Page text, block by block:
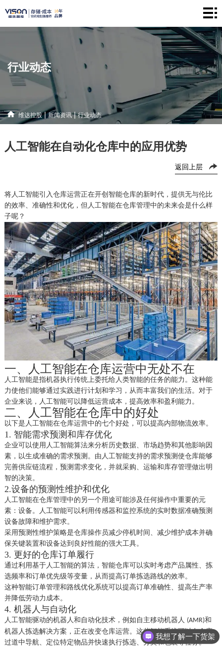
维
心
闻
资
讯
解
决
方
联
系
式
行业动态
维达控股|新闻资讯|行业动态
人工智能在自动化仓库中的应用优势
返回上层
将人工智能引入仓库运营正在开创智能仓库的新时代， 提供无与伦比
的效率、准确性和优化， 但人工智能在仓库管理中的未来会是什么样
子呢？
一、 人工智能在仓库运营中无处不在
人工智能是指机器执行传统上委托给人类智能的任务的能力。这种能
力使他们能够通过实践进行计划和学习，从而丰富我们的生活。对于
企业来说，人工智能可以降低运营成本，提高效率和盈利能力。
二、 人工智能在仓库中的好处
以下是人工智能在仓库运营中的七个好处，可以提高内部物流效率。
1. 智能需求预测和库存优化
企业可以使用人工智能算法来分析历史数据、市场趋势和其他影响因
素，以生成准确的需求预测。由人工智能支持的需求预测使仓库能够
完善供应链流程，预测需求变化，并就采购、运输和库存管理做出明
智的决策。
2.设备的预测性维护和优化
人工智能在仓库管理中的另一个用途可能涉及任何操作中重要的元
素：设备。人工智能可以利用传感器和监控系统的实时数据准确预测
设备故障和维护需求。
采用预测性维护策略是仓库操作员减少停机时间、减少维护成本并确
保关键装置和设备达到良好性能的强大工具。
3. 更好的仓库订单履行
通过利用基于人工智能的算法，智能仓库可以实时考虑产品属性、拣
选频率和订单优先级等变量，从而提高订单拣选路线的效率。
这种智能订单管理和路线优化系统可以提高订单准确性、提高生产率
并降低劳动力成本。
4. 机器人与自动化
人工智能驱动的机器人和自动化技术，例如自主移动机器人 (AMR)和
机器人拣选解决方案，正在改变仓库运营。这些智能系统可以在仓库
过道中导航、定位特定物品并快速执行拣选、分类和包装等任务。
我想了解一下货架